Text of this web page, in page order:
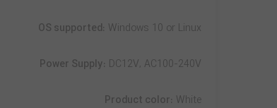
OS supported: Windows 10 or Linux
Power Supply: DC12V, AC100-240V
Product color: White